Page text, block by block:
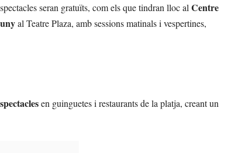
seran gratuïts, com els que tindran lloc alCentre
al Teatre Plaza, amb sessions matinals i vespertines,
en guinguetes i restaurants de la platja, creant un